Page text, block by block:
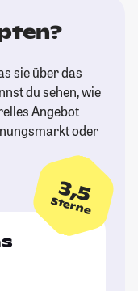
sie über das
du sehen, wie
Angebot
oder
3,5
Sterne